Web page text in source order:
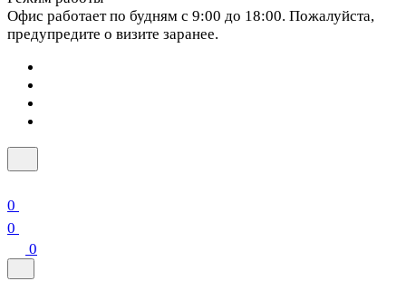
Офис работает по будням с 9:00 до 18:00. Пожалуйста,
предупредите о визите заранее.
0
0
0